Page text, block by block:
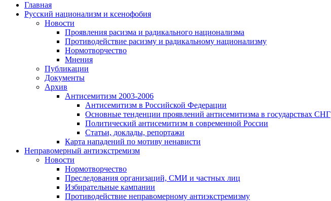
Главная
Русский национализм и ксенофобия
Новости
Проявления расизма и радикального национализма
Противодействие расизму и радикальному национализму
Нормотворчество
Мнения
Публикации
Документы
Архив
Антисемитизм 2003-2006
Антисемитизм в Российской Федерации
Основные тенденции проявлений антисемитизма в государствах СНГ
Политический антисемитизм в современной России
Статьи, доклады, репортажи
Карта нападений по мотиву ненависти
Неправомерный антиэкстремизм
Новости
Нормотворчество
Преследования организаций, СМИ и частных лиц
Избирательные кампании
Противодействие неправомерному антиэкстремизму